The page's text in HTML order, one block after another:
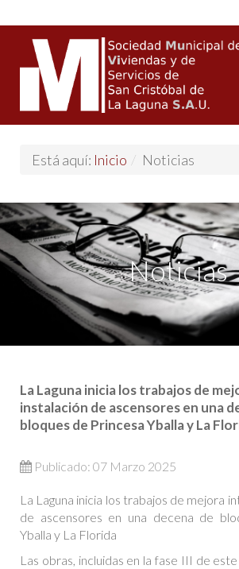
Está aquí: Inicio / Noticias
Noticias
La Laguna inicia los trabajos de
instalación de ascensores en una
bloques de Princesa Yballa y La
Publicado: 07 Marzo 2025
La Laguna inicia los trabajos de mejora
de ascensores en una decena de
Yballa y La Florida
Las obras, incluidas en la fase III de